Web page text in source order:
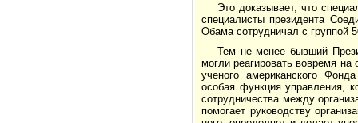
Это доказывает, что
специалисты президента
Обама сотрудничал с группой
Тем не менее бывший
могли реагировать вовремя
ученого американского
особая функция управления,
сотрудничества между
помогает руководству